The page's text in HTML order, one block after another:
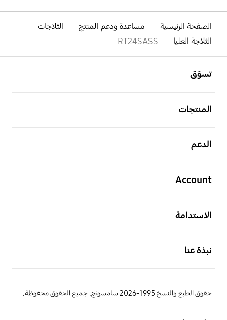
الصفحة الرئيسية مساعدة ودعم المنتج
الثلاجات
الثلاجة العليا
RT24SASS
تسوّق
المنتجات
الدعم
Account
الاستدامة
نبذة عنا
حقوق الطبع والنسخ 1995-2026 سامسونج. جميع الحقوق محفوظة.